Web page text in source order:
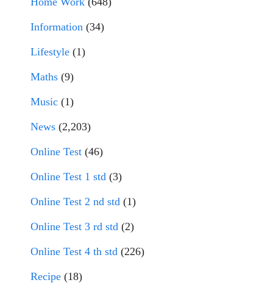
Information (34)
Lifestyle (1)
Maths (9)
Music (1)
News (2,203)
Online Test (46)
Online Test 1 std (3)
Online Test 2 nd std (1)
Online Test 3 rd std (2)
Online Test 4 th std (226)
Recipe (18)